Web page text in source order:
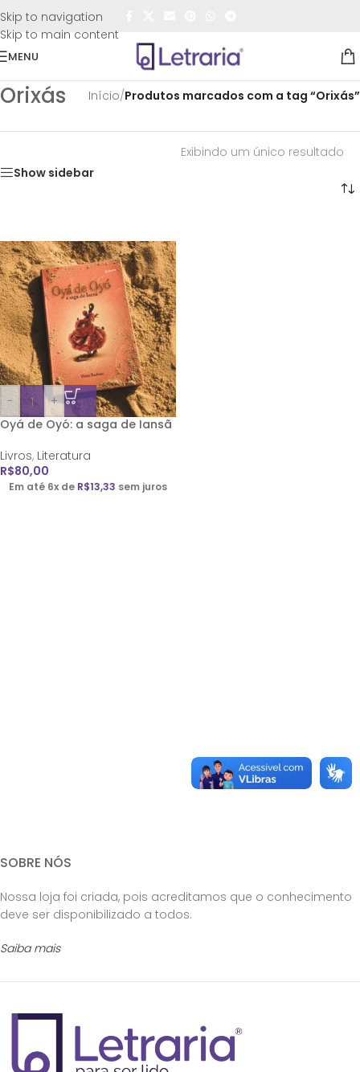
Skip to navigation
Skip to main content
FRETE GRÁTIS
MENU
Orixás Início/Produtos marcados com a tag “Orixás”
Show sidebar
Exibindo um único resultado
-
+
Oyá de Oyó: a saga de Iansã
Livros, Literatura
R$80,00
Em até 6x de R$13,33 sem juros
SOBRE NÓS
Nossa loja foi criada, pois acreditamos que o conhecimento
deve ser disponibilizado a todos.
Saiba mais